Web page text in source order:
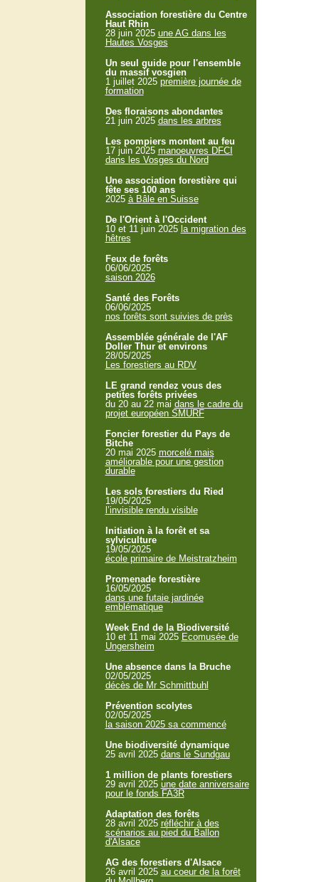
Association forestière du Centre
Haut Rhin
28 juin 2025 une AG dans les
Hautes Vosges
Un seul guide pour l'ensemble
du massif vosgien
1 juillet 2025 première journée de
formation
Des floraisons abondantes
21 juin 2025 dans les arbres
Les pompiers montent au feu
17 juin 2025 manoeuvres DFCI
dans les Vosges du Nord
Une association forestière qui
fête ses 100 ans
2025 à Bâle en Suisse
De l'Orient à l'Occident
10 et 11 juin 2025 la migration des
hêtres
Feux de forêts
06/06/2025
saison 2026
Santé des Forêts
06/06/2025
nos forêts sont suivies de près
Assemblée générale de l'AF
Doller Thur et environs
28/05/2025
Les forestiers au RDV
LE grand rendez vous des
petites forêts privées
du 20 au 22 mai dans le cadre du
projet européen SMURF
Foncier forestier du Pays de
Bitche
20 mai 2025 morcelé mais
améliorable pour une gestion
durable
Les sols forestiers du Ried
19/05/2025
l’invisible rendu visible
Initiation à la forêt et sa
sylviculture
19/05/2025
école primaire de Meistratzheim
Promenade forestière
16/05/2025
dans une futaie jardinée
emblématique
Week End de la Biodiversité
10 et 11 mai 2025 Ecomusée de
Ungersheim
Une absence dans la Bruche
02/05/2025
décès de Mr Schmittbuhl
Prévention scolytes
02/05/2025
la saison 2025 sa commencé
Une biodiversité dynamique
25 avril 2025 dans le Sundgau
1 million de plants forestiers
29 avril 2025 une date anniversaire
pour le fonds FA3R
Adaptation des forêts
28 avril 2025 réfléchir à des
scénarios au pied du Ballon
d'Alsace
AG des forestiers d'Alsace
26 avril 2025 au coeur de la forêt